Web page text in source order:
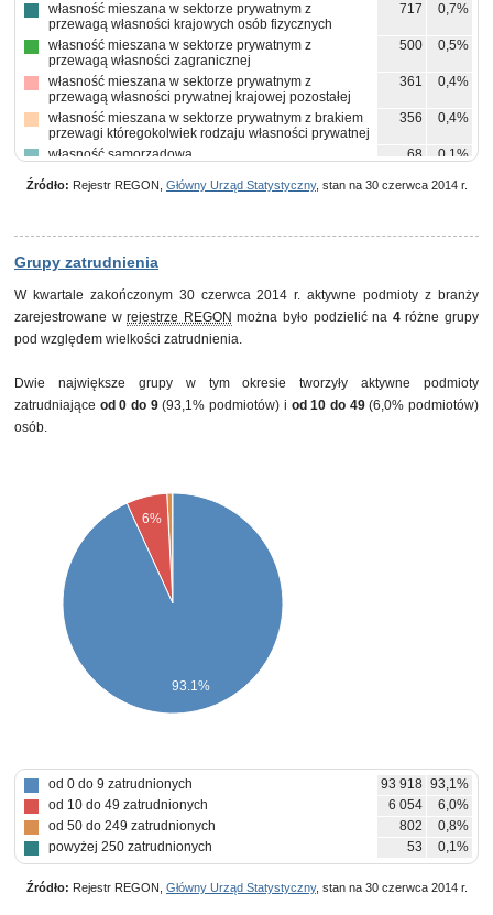
własność mieszana w sektorze prywatnym z
przewagą własności krajowych osób fizycznych
717 0,7%
własność mieszana w sektorze prywatnym z
przewagą własności zagranicznej
500 0,5%
własność mieszana w sektorze prywatnym z
przewagą własności prywatnej krajowej pozostałej
361 0,4%
własność mieszana w sektorze prywatnym z brakiem
przewagi któregokolwiek rodzaju własności prywatnej
356 0,4%
własność samorządowa 68
0,1%
własności sektora prywatnego, w tym z przewagą
własności prywatnej krajowej pozostałej
Źródło: Rejestr REGON, Główny Urząd Statystyczny, stan na 30 czerwca 2014 r.
Grupy zatrudnienia
W kwartale zakończonym 30 czerwca 2014 r. aktywne podmioty z branży
zarejestrowane wrejestrze REGON można było podzielić na 4różne grupy
pod względem wielkości zatrudnienia.
Dwie największe grupy w tym okresie tworzyły aktywne podmioty
zatrudniające od 0 do 9(93,1% podmiotów) i od 10 do 49(6,0% podmiotów)
osób.
6%
93.1%
od 0 do 9 zatrudnionych 93 918 93,1%
od 10 do 49 zatrudnionych
6 054
6,0%
od 50 do 249 zatrudnionych
802
0,8%
powyżej 250 zatrudnionych
53 0,1%
Źródło: Rejestr REGON, Główny Urząd Statystyczny, stan na 30 czerwca 2014 r.